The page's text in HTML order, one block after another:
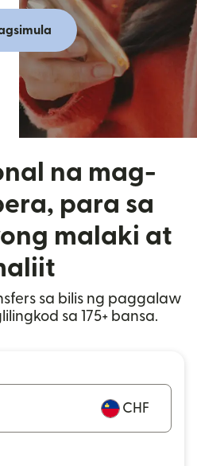
na mag-
para sa
malaki at
sa bilis ng paggalaw
sa 175+ bansa.
CHF